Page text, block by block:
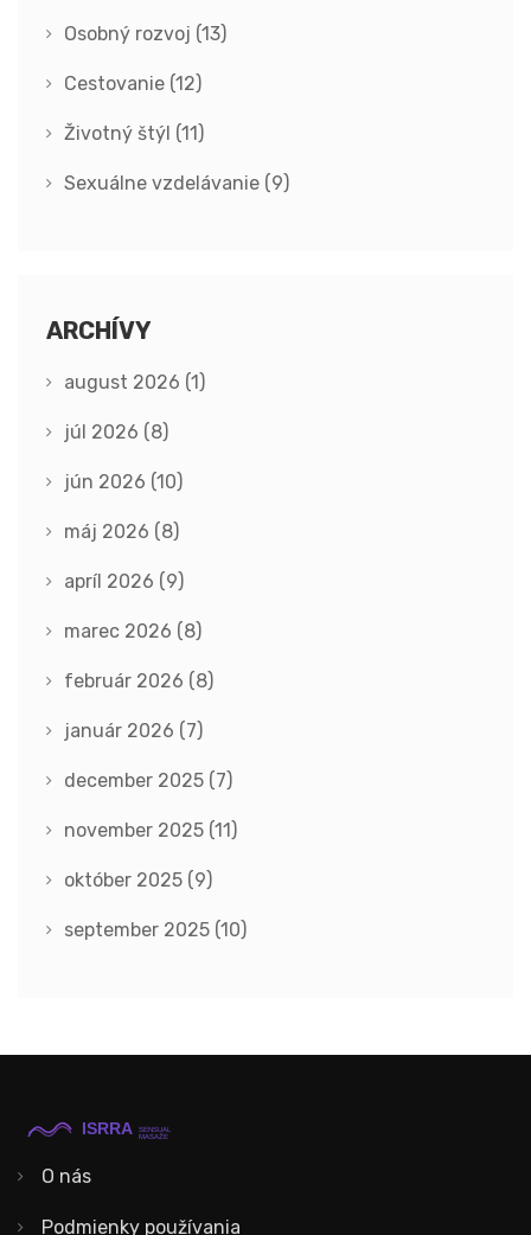
Osobný rozvoj (13)
Cestovanie (12)
Životný štýl (11)
Sexuálne vzdelávanie (9)
ARCHÍVY
august 2026 (1)
júl 2026 (8)
jún 2026 (10)
máj 2026 (8)
apríl 2026 (9)
marec 2026 (8)
február 2026 (8)
január 2026 (7)
december 2025 (7)
november 2025 (11)
október 2025 (9)
september 2025 (10)
O nás
Podmienky používania